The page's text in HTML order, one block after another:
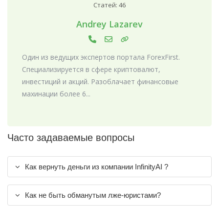
Статей: 46
Andrey Lazarev
Один из ведущих экспертов портала ForexFirst.
Специализируется в сфере криптовалют,
инвестиций и акций. Разоблачает финансовые
махинации более 6...
Часто задаваемые вопросы
Как вернуть деньги из компании InfinityAI ?
Как не быть обманутым лже-юристами?